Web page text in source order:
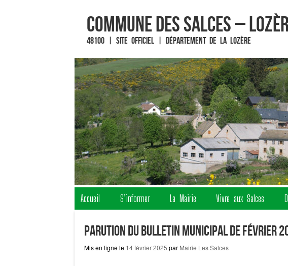
Commune des Salces –
48100 | Site officiel | Département de la Lozère
Menu
Fin du contenu
Accueil S’informer La Mairie Vivre aux Salces
Parution du bulletin municipal de février
Mis en ligne le 14 février 2025 par Mairie Les Salces